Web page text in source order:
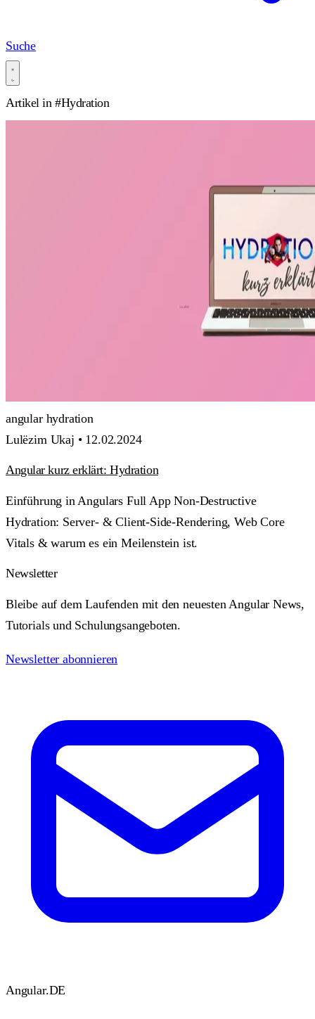
Suche
Artikel in#Hydration
angular hydration
Lulëzim Ukaj • 12.02.2024
Angular kurz erklärt: Hydration
Einführung in Angulars Full App Non-Destructive
Hydration: Server- & Client-Side-Rendering, Web Core
Vitals & warum es ein Meilenstein ist.
Newsletter
Bleibe auf dem Laufenden mit den neuesten Angular News,
Tutorials und Schulungsangeboten.
Newsletter abonnieren
Angular.DE